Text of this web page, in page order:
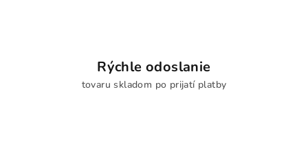
Rýchle odoslanie
tovaru skladom po prijatí platby